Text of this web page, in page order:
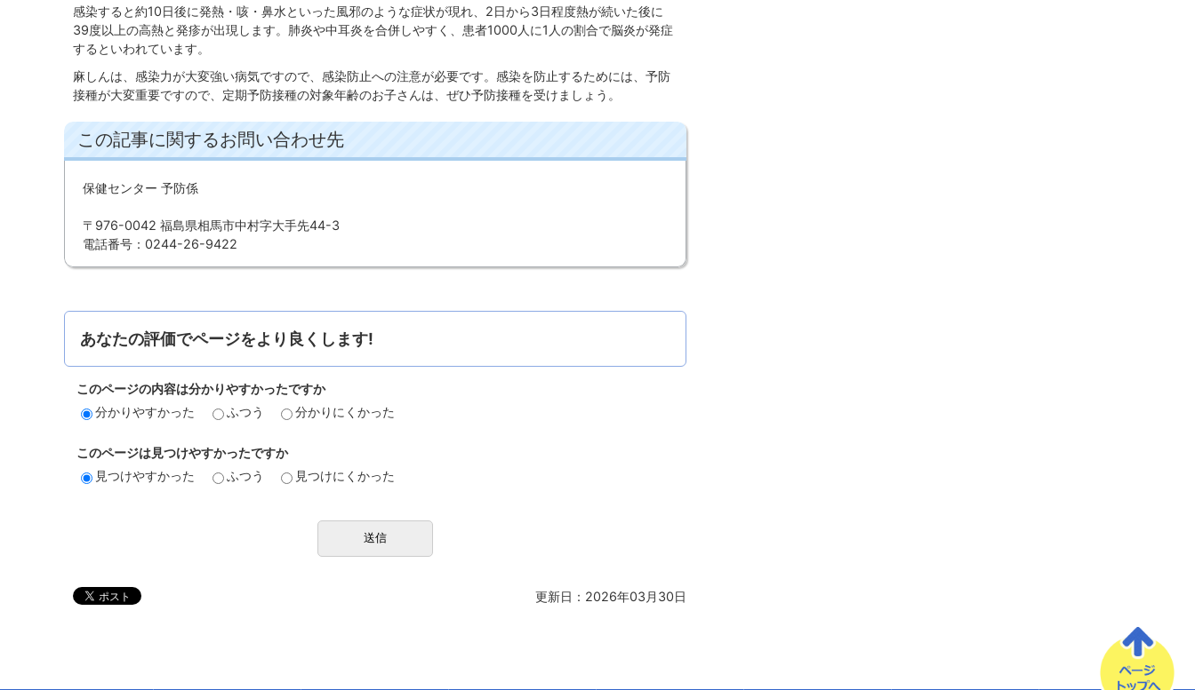
感染すると約10日後に発熱・咳・鼻水といった風邪のような症状が現れ、2日から3日程度熱が続いた後に
39度以上の高熱と発疹が出現します。肺炎や中耳炎を合併しやすく、患者1000人に1人の割合で脳炎が発症
するといわれています。
麻しんは、感染力が大変強い病気ですので、感染防止への注意が必要です。感染を防止するためには、予防
接種が大変重要ですので、定期予防接種の対象年齢のお子さんは、ぜひ予防接種を受けましょう。
この記事に関するお問い合わせ先
保健センター 予防係
〒976-0042 福島県相馬市中村字大手先44-3
電話番号：0244-26-9422
あなたの評価でページをより良くします!
このページの内容は分かりやすかったですか
分かりやすかった
ふつう 分かりにくかった
このページは見つけやすかったですか
見つけやすかった
ふつう 見つけにくかった
更新日：2026年03月30日